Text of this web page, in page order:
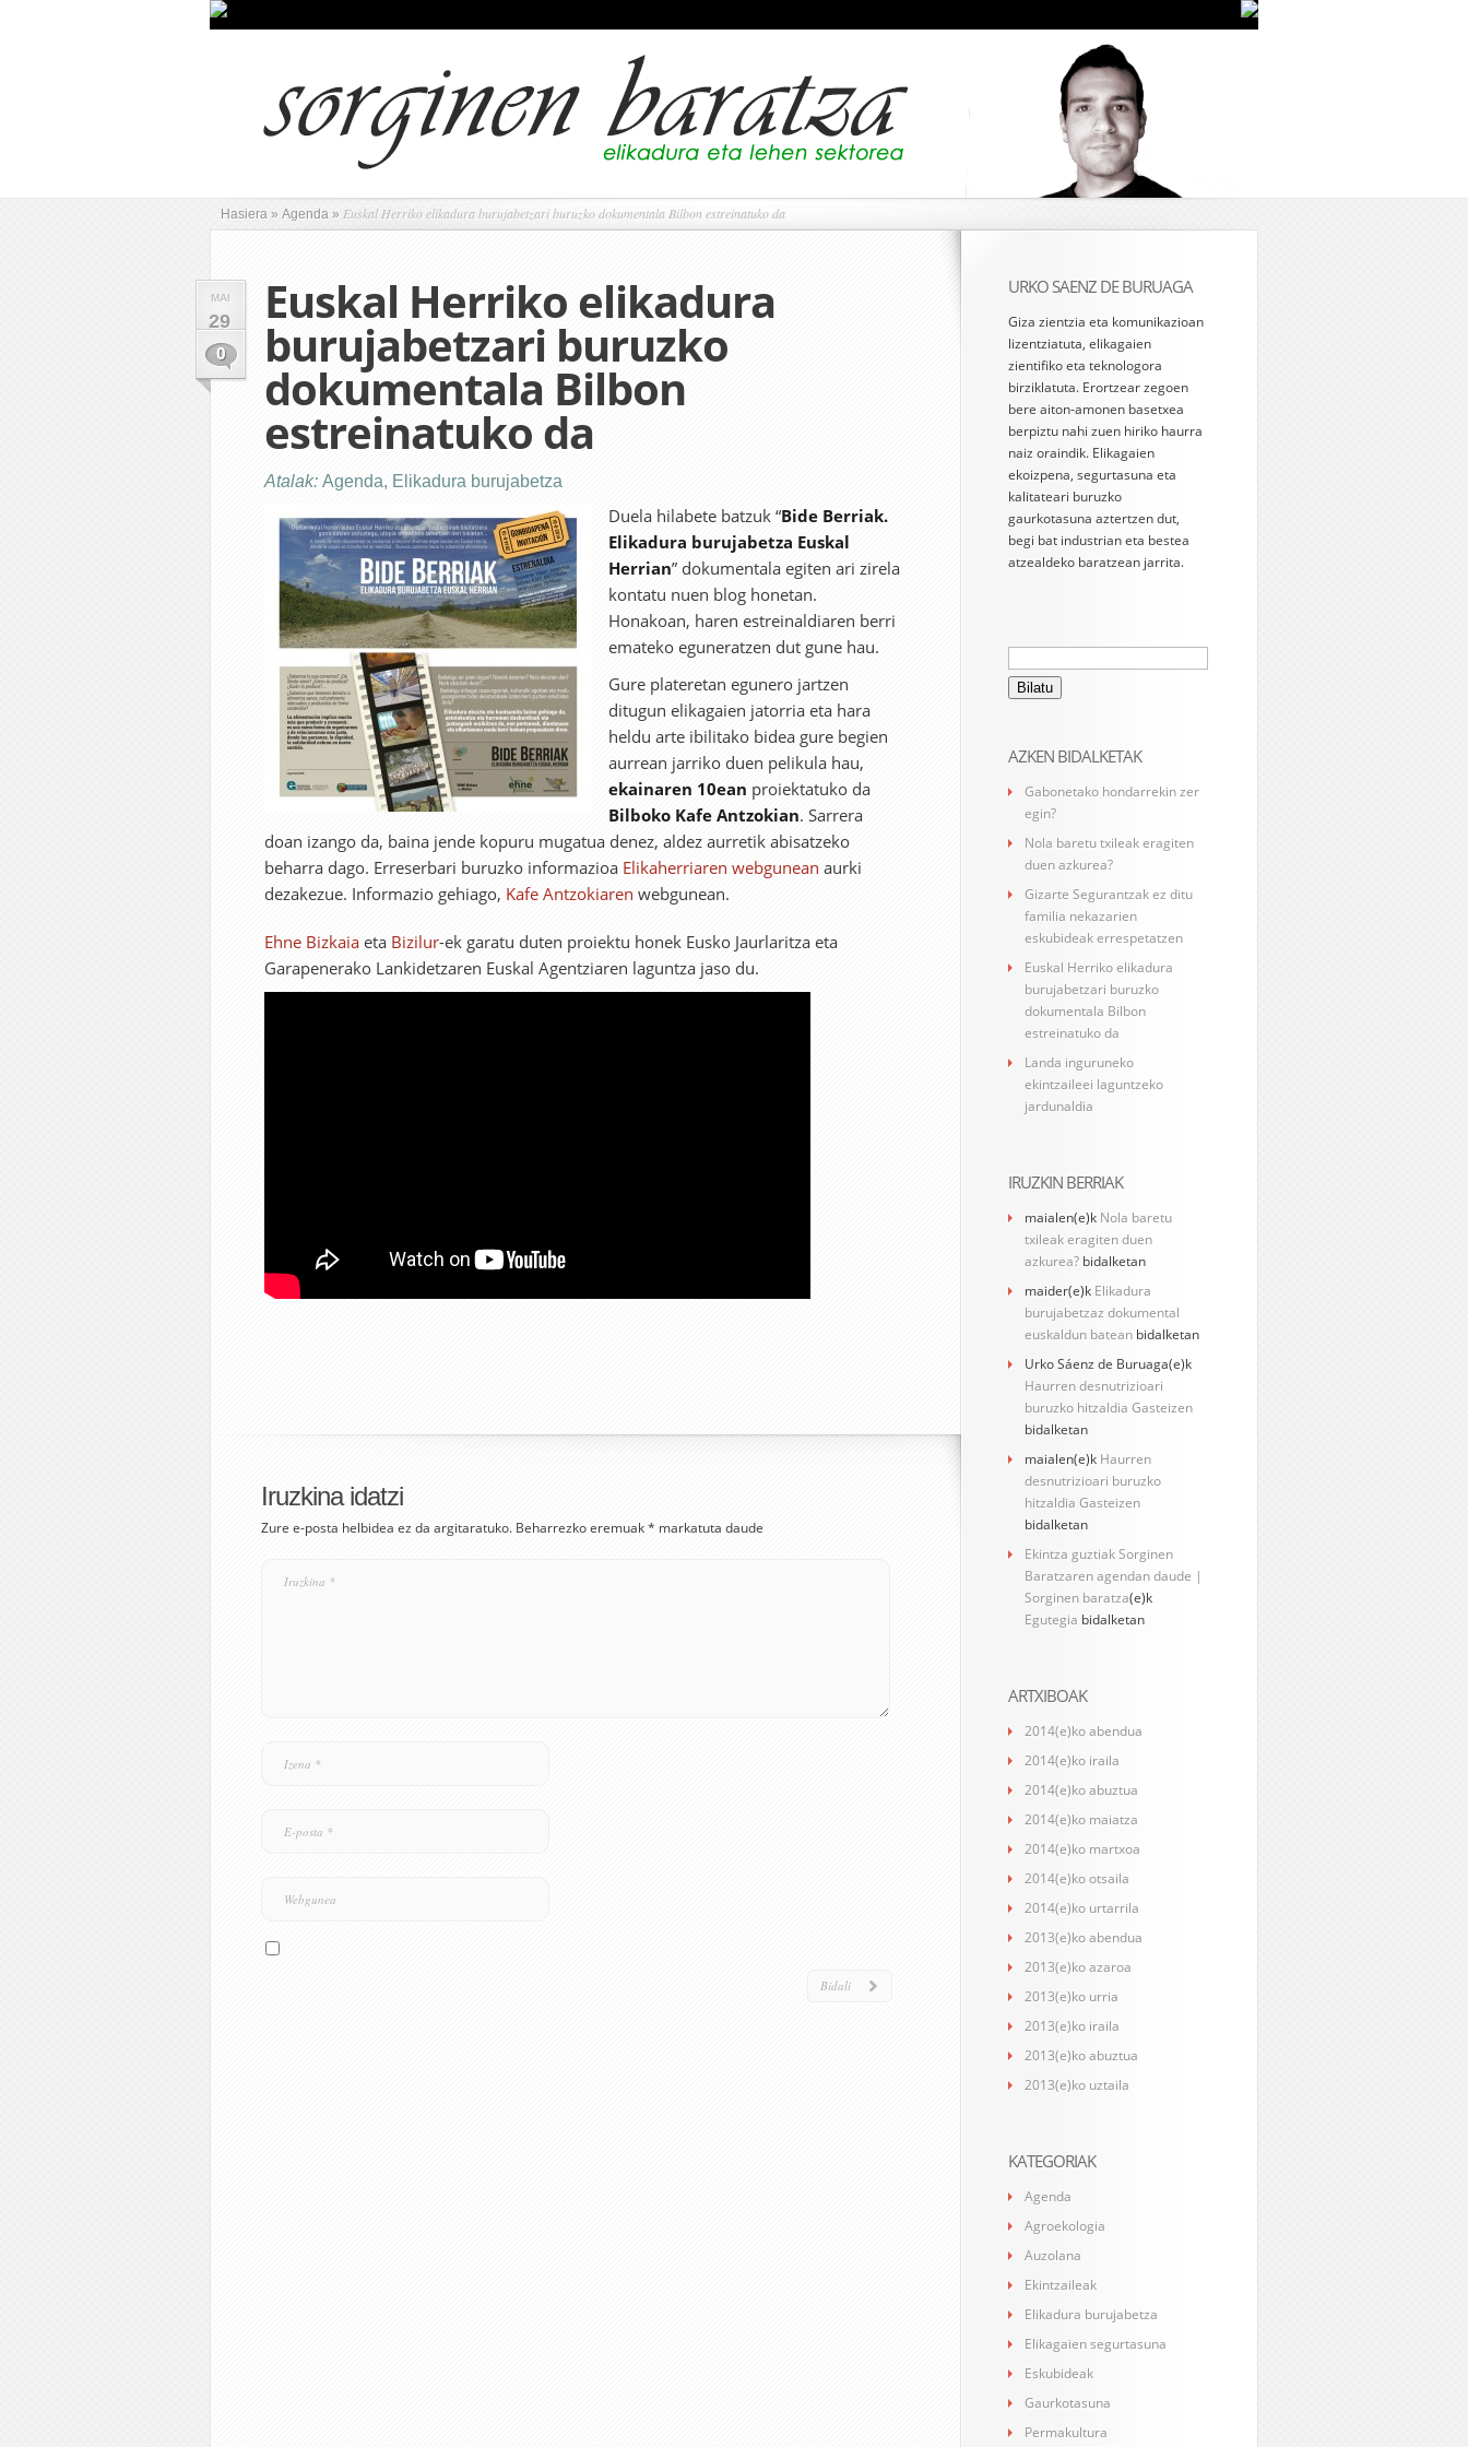
Hasiera » Agenda » Euskal Herriko elikadura burujabetzari buruzko dokumentala Bilbon estreinatuko da
MAI
29
0
Euskal Herriko elikadura
burujabetzari buruzko
dokumentala Bilbon
estreinatuko da
Atalak: Agenda, Elikadura burujabetza
Duela hilabete batzuk “Bide Berriak.
Elikadura burujabetza Euskal
Herrian” dokumentala egiten ari zirela
kontatu nuen blog honetan.
Honakoan, haren estreinaldiaren berri
emateko eguneratzen dut gune hau.
Gure plateretan egunero jartzen
ditugun elikagaien jatorria eta hara
heldu arte ibilitako bidea gure begien
aurrean jarriko duen pelikula hau,
ekainaren 10ean proiektatuko da
Bilboko Kafe Antzokian. Sarrera
doan izango da, baina jende kopuru mugatua denez, aldez aurretik abisatzeko
beharra dago. Erreserbari buruzko informazioa Elikaherriaren webgunean aurki
dezakezue. Informazio gehiago, Kafe Antzokiaren webgunean.
Ehne Bizkaia eta Bizilur-ek garatu duten proiektu honek Eusko Jaurlaritza eta
Garapenerako Lankidetzaren Euskal Agentziaren laguntza jaso du.
Iruzkina idatzi
Zure e-posta helbidea ez da argitaratuko. Beharrezko eremuak* markatuta daude
URKO SAENZ DE BURUAGA
Giza zientzia eta komunikazioan
lizentziatuta, elikagaien
zientifiko eta teknologora
birziklatuta. Erortzear zegoen
bere aiton-amonen basetxea
berpiztu nahi zuen hiriko haurra
naiz oraindik. Elikagaien
ekoizpena, segurtasuna eta
kalitateari buruzko
gaurkotasuna aztertzen dut,
begi bat industrian eta bestea
atzealdeko baratzean jarrita.
Bilatu:
AZKEN BIDALKETAK
Gabonetako hondarrekin zer
egin?
Nola baretu txileak eragiten
duen azkurea?
Gizarte Segurantzak ez ditu
familia nekazarien
eskubideak errespetatzen
Euskal Herriko elikadura
burujabetzari buruzko
dokumentala Bilbon
estreinatuko da
Landa inguruneko
ekintzaileei laguntzeko
jardunaldia
IRUZKIN BERRIAK
maialen(e)k Nola baretu
txileak eragiten duen
azkurea? bidalketan
maider(e)k Elikadura
burujabetzaz dokumental
euskaldun batean bidalketan
Urko Sáenz de Buruaga(e)k
Haurren desnutrizioari
buruzko hitzaldia Gasteizen
bidalketan
maialen(e)k Haurren
desnutrizioari buruzko
hitzaldia Gasteizen
bidalketan
Ekintza guztiak Sorginen
Baratzaren agendan daude |
Sorginen baratza(e)k
Egutegia bidalketan
ARTXIBOAK
2014(e)ko abendua
2014(e)ko iraila
2014(e)ko abuztua
2014(e)ko maiatza
2014(e)ko martxoa
2014(e)ko otsaila
2014(e)ko urtarrila
2013(e)ko abendua
2013(e)ko azaroa
2013(e)ko urria
2013(e)ko iraila
2013(e)ko abuztua
2013(e)ko uztaila
KATEGORIAK
Agenda
Agroekologia
Auzolana
Ekintzaileak
Elikadura burujabetza
Elikagaien segurtasuna
Eskubideak
Gaurkotasuna
Permakultura